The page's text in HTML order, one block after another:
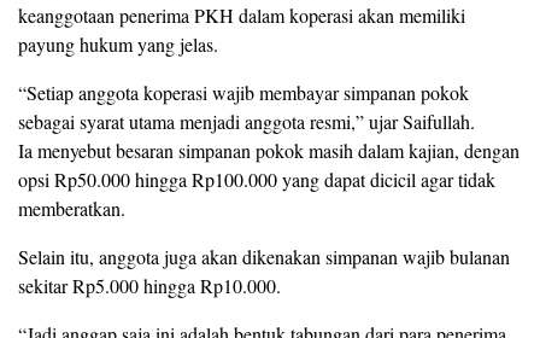
keanggotaan penerima PKH dalam koperasi akan memiliki
payung hukum yang jelas.
“Setiap anggota koperasi wajib membayar simpanan pokok
sebagai syarat utama menjadi anggota resmi,” ujar Saifullah.
Ia menyebut besaran simpanan pokok masih dalam kajian, dengan
opsi Rp50.000 hingga Rp100.000 yang dapat dicicil agar tidak
memberatkan.
Selain itu, anggota juga akan dikenakan simpanan wajib bulanan
sekitar Rp5.000 hingga Rp10.000.